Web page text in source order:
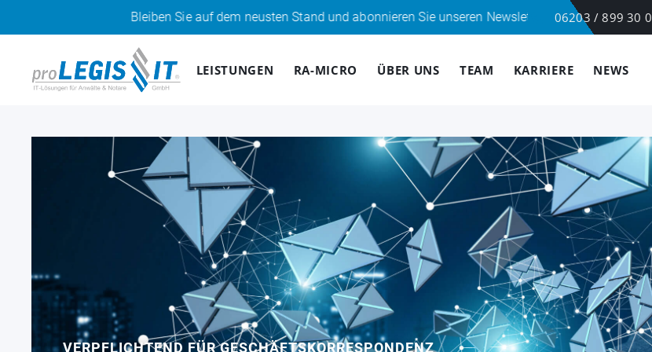
Bleiben Sie auf dem neusten Stand und abonnieren Sie unseren Newsletter! Klicken Sie hier06203 / 899 30 0
LEISTUNGEN RA-MICRO ÜBER UNS TEAM KARRIERE NEWS
VERPFLICHTEND FÜR GESCHÄFTSKORRESPONDENZ